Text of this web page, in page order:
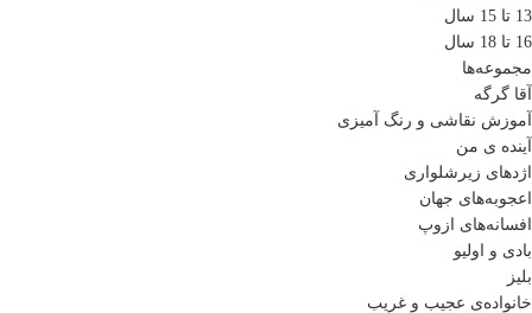
13 تا 15 سال
16 تا 18 سال
مجموعه‌ها
آقا گرگه
آموزش نقاشی و رنگ آمیزی
آینده ی من
اژدهای زیرشلواری
اعجوبه‌های جهان
افسانه‌های ازوپ
بادی و اولیو
بلیز
خانواده‌ی عجیب و غریب